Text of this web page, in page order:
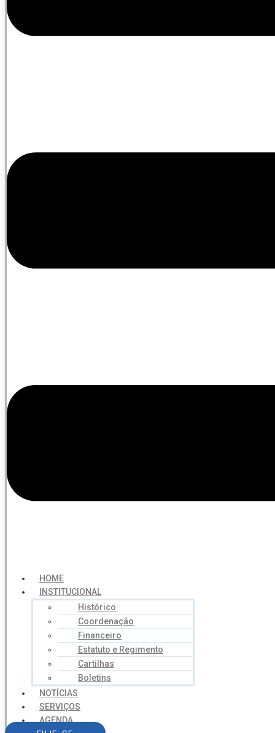
HOME
INSTITUCIONAL
Histórico
Coordenação
Financeiro
Estatuto e Regimento
Cartilhas
Boletins
NOTÍCIAS
SERVIÇOS
AGENDA